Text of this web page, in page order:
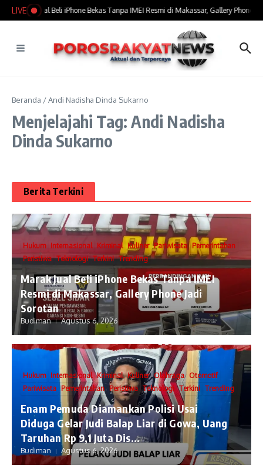
Lewati ke konten
LIVE
​Marak Jual Beli iPhone Bekas Tanpa IMEI Resmi di Makassar, Gallery Phone
Beranda /Andi Nadisha Dinda Sukarno
Menjelajahi Tag: Andi Nadisha
Dinda Sukarno
Berita Terkini
Hukum Internasional Kriminal Kuliner Pariwisata Pemerintahan
Peristiwa Teknologi Terkini Trending
​Marak Jual Beli iPhone Bekas Tanpa IMEI
Resmi di Makassar, Gallery Phone Jadi
Sorotan
Budiman Agustus 6, 2026
Hukum Internasional Kriminal Kuliner Olahraga Otomotif
Pariwisata Pemerintahan Peristiwa Teknologi Terkini Trending
Enam Pemuda Diamankan Polisi Usai
Diduga Gelar Judi Balap Liar di Gowa, Uang
Taruhan Rp 9,1 Juta Dis...
Budiman Agustus 6, 2026